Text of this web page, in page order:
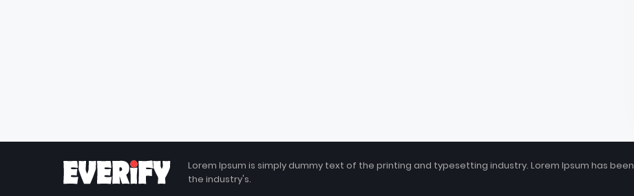
Lorem Ipsum is simply dummy text of the printing and typesetting industry. Lorem Ipsum has been
the industry's.